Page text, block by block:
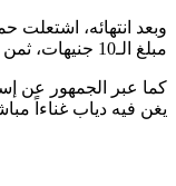
وبعد انتهائه، اشتعلت
مبلغ الـ10 جنيهات، ثمن التذاكر التي باعها تطبيق “أنغامي” للجماهير.
كما عبر الجمهور عن
يغن فيه دياب غناءاً